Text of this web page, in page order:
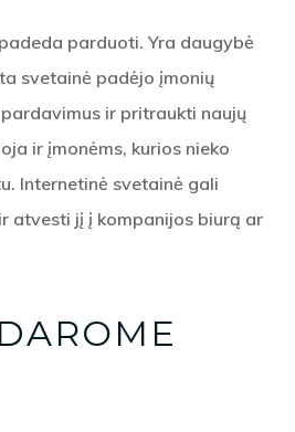
parduoti. Yra daugybė
svetainė padėjo įmonių
ir pritraukti naujų
ir įmonėms, kurios nieko
Internetinė svetainė gali
atvesti jį į kompanijos biurą ar